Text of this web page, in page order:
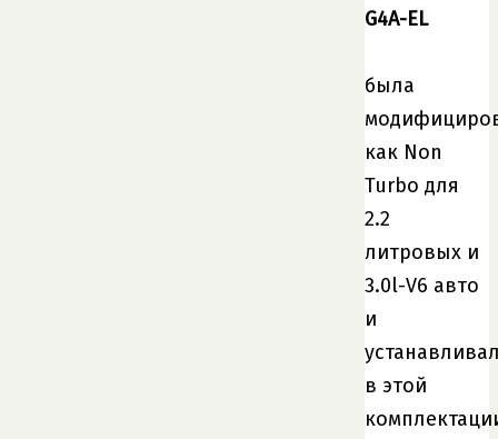
G4A-EL
была
как Non
Turbo для
2.2
литровых и
3.0l-V6 авто
и
в этой